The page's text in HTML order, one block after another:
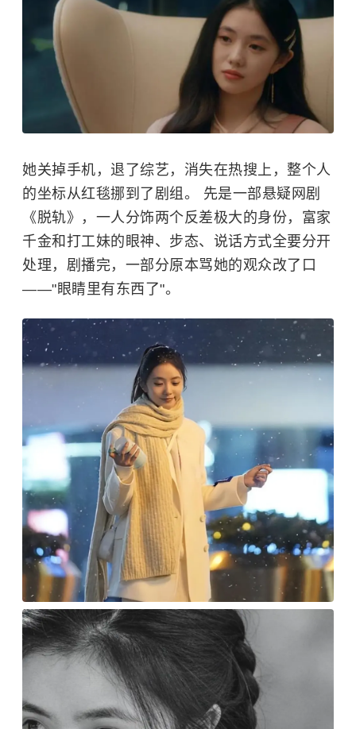
她关掉手机，退了综艺，消失在热搜上，整个人
的坐标从红毯挪到了剧组。 先是一部悬疑网剧
《脱轨》，一人分饰两个反差极大的身份，富家
千金和打工妹的眼神、步态、说话方式全要分开
处理，剧播完，一部分原本骂她的观众改了口
——"眼睛里有东西了"。